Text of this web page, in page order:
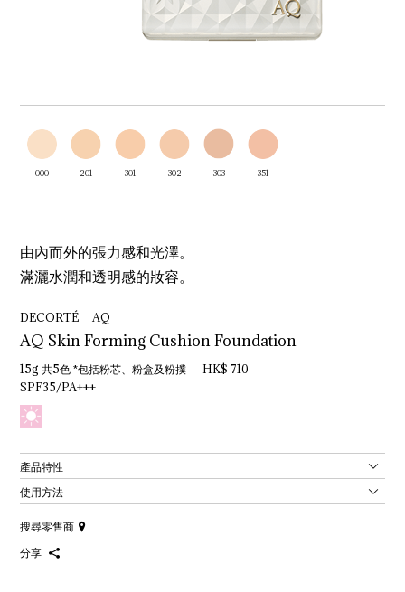
000 201 301 302 303 351
由內而外的張力感和光澤。
滿灑水潤和透明感的妝容。
DECORTÉ AQ
AQ Skin Forming Cushion Foundation
15g 共5色 *包括粉芯、粉盒及粉撲 HK$ 710
SPF35/PA+++
產品特性
使用方法
搜尋零售商
分享